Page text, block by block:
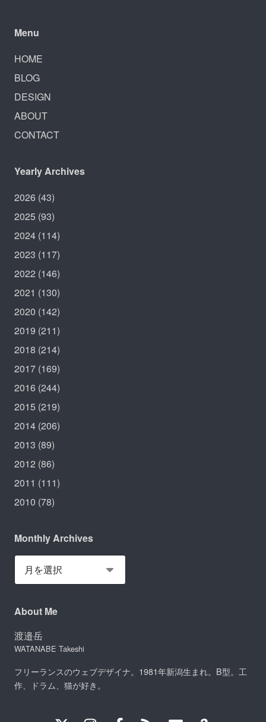
Menu
HOME
BLOG
DESIGN
ABOUT
CONTACT
Yearly Archives
2026 (43)
2025 (93)
2024 (114)
2023 (117)
2022 (146)
2021 (130)
2020 (142)
2019 (211)
2018 (214)
2017 (169)
2016 (244)
2015 (219)
2014 (206)
2013 (89)
2012 (86)
2011 (111)
2010 (78)
Monthly Archives
About Me
渡邉岳
WATANABE Takeshi
フリーランスのウェブデザイナ。1981年新潟生まれ。B型。工
作、ドラム、猫が好き。